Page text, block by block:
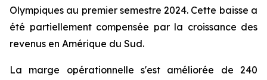
Olympiques au premier semestre 2024. Cette baisse a
été partiellement compensée par la croissance des
revenus en Amérique du Sud.
La marge opérationnelle s'est améliorée de 240